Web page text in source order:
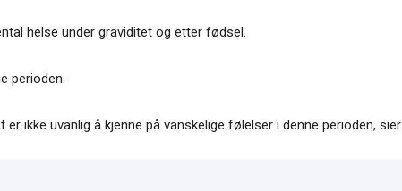
helse under graviditet og etter fødsel.
perioden.
ikke uvanlig å kjenne på vanskelige følelser i denne perioden, sier